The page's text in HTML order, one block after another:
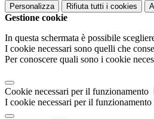
Personalizza Rifiuta tutti i cookies
Gestione cookie
In questa schermata è possibile
I cookie necessari sono quelli che
Per conoscere quali sono i cookie
Cookie necessari per il funzionamento
I cookie necessari per il